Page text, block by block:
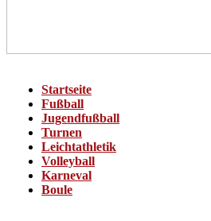
Startseite
Fußball
Jugendfußball
Turnen
Leichtathletik
Volleyball
Karneval
Boule